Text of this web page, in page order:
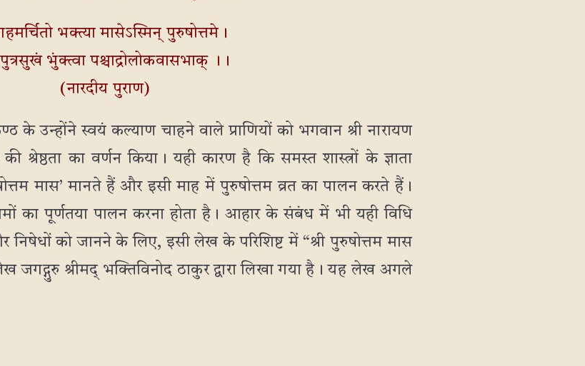
भक्त्या मासेऽस्मिन् पुरुषोत्तमे।
भुंक्त्वा पश्चाद्रोलोकवासभाक् ।।
(नारदीय पुराण)
के उन्होंने स्वयं कल्याण चाहने वाले प्राणियों को भगवान श्री नारायण
श्रेष्ठता का वर्णन किया। यही कारण है कि समस्त शास्त्रों के ज्ञाता
मास’ मानते हैं और इसी माह में पुरुषोत्तम व्रत का पालन करते हैं।
का पूर्णतया पालन करना होता है। आहार के संबंध में भी यही विधि
निषेधों को जानने के लिए, इसी लेख के परिशिष्ट में “श्री पुरुषोत्तम मास
श्रीमद् भक्तिविनोद ठाकुर द्वारा लिखा गया है। यह लेख अगले